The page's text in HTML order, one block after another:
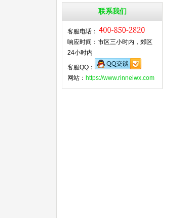
联系我们
客服电话：
响应时间：市区三小时内，郊区
24小时内
客服QQ：
网站： https://www.rinneiwx.com